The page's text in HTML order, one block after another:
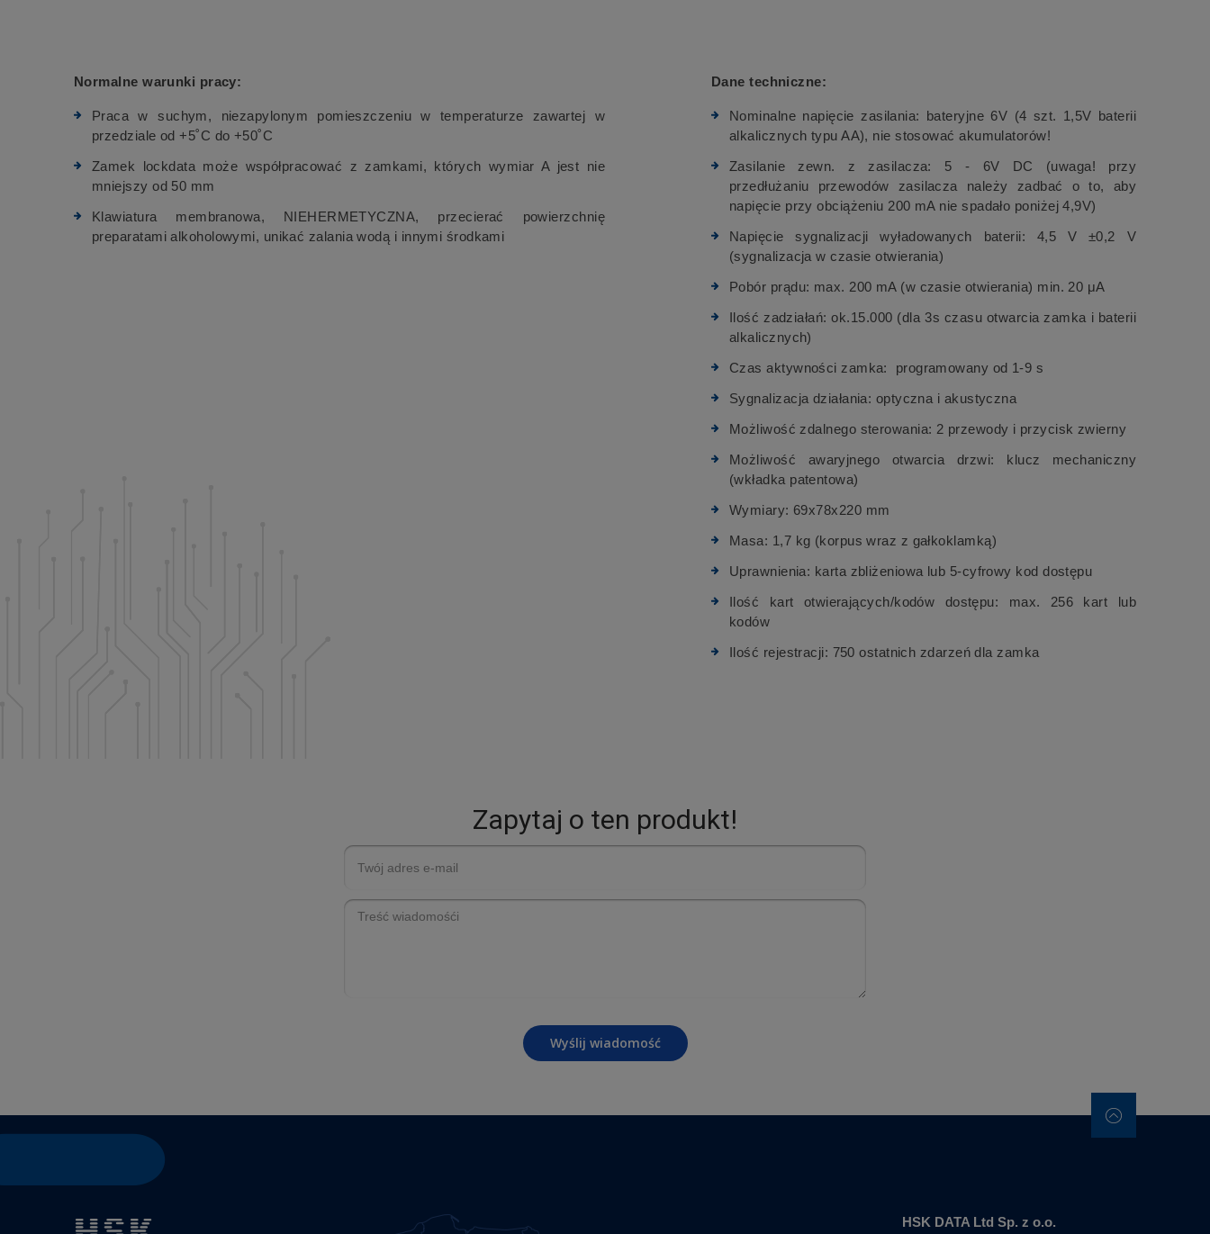
Normalne warunki pracy:
Praca w suchym, niezapylonym pomieszczeniu w temperaturze zawartej w
przedziale od +5˚C do +50˚C
Zamek lockdata może współpracować z zamkami, których wymiar A jest nie
mniejszy od 50 mm
Klawiatura membranowa, NIEHERMETYCZNA, przecierać powierzchnię
preparatami alkoholowymi, unikać zalania wodą i innymi środkami
Dane techniczne:
Nominalne napięcie zasilania: bateryjne 6V (4 szt. 1,5V baterii
alkalicznych typu AA), nie stosować akumulatorów!
Zasilanie zewn. z zasilacza: 5 - 6V DC (uwaga! przy
przedłużaniu przewodów zasilacza należy zadbać o to, aby
napięcie przy obciążeniu 200 mA nie spadało poniżej 4,9V)
Napięcie sygnalizacji wyładowanych baterii: 4,5 V ±0,2 V
(sygnalizacja w czasie otwierania)
Pobór prądu: max. 200 mA (w czasie otwierania) min. 20 μA
Ilość zadziałań: ok.15.000 (dla 3s czasu otwarcia zamka i baterii
alkalicznych)
Czas aktywności zamka: programowany od 1-9 s
Sygnalizacja działania: optyczna i akustyczna
Możliwość zdalnego sterowania: 2 przewody i przycisk zwierny
Możliwość awaryjnego otwarcia drzwi: klucz mechaniczny
(wkładka patentowa)
Wymiary: 69x78x220 mm
Masa: 1,7 kg (korpus wraz z gałkoklamką)
Uprawnienia: karta zbliżeniowa lub 5-cyfrowy kod dostępu
Ilość kart otwierających/kodów dostępu: max. 256 kart lub
kodów
Ilość rejestracji: 750 ostatnich zdarzeń dla zamka
Zapytaj o ten produkt!
HSK DATA Ltd Sp. z o.o.